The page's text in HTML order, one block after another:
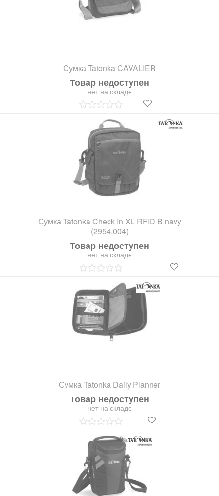
Сумка Tatonka CAVALIER
Товар недоступен
нет на складе
Сумка Tatonka Check In XL RFID B navy
(2954.004)
Товар недоступен
нет на складе
Сумка Tatonka Daily Planner
Товар недоступен
нет на складе